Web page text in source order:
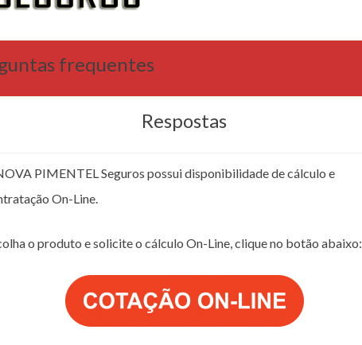
frequentes
Respostas
PIMENTEL Seguros possui disponibilidade de cálculo e
On-Line.
o produto e solicite o cálculo On-Line, clique no botão abaixo: